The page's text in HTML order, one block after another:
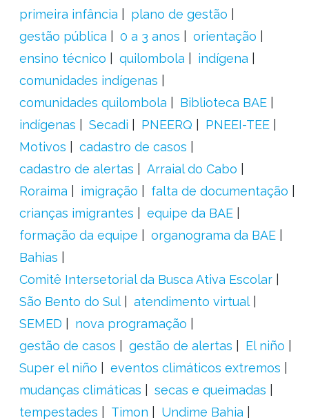
primeira infância
plano de gestão
gestão pública
0 a 3 anos
orientação
ensino técnico
quilombola
indígena
comunidades indígenas
comunidades quilombola
Biblioteca BAE
indígenas
Secadi PNEERQ
PNEEI-TEE
Motivos
cadastro de casos
cadastro de alertas
Arraial do Cabo
Roraima
imigração
falta de documentação
crianças imigrantes
equipe da BAE
formação da equipe
organograma da BAE
Bahias
Comitê Intersetorial da Busca Ativa Escolar
São Bento do Sul
atendimento virtual
SEMED
nova programação
gestão de casos
gestão de alertas
El niño
Super el niño
eventos climáticos extremos
mudanças climáticas
secas e queimadas
tempestades
Timon
Undime Bahia